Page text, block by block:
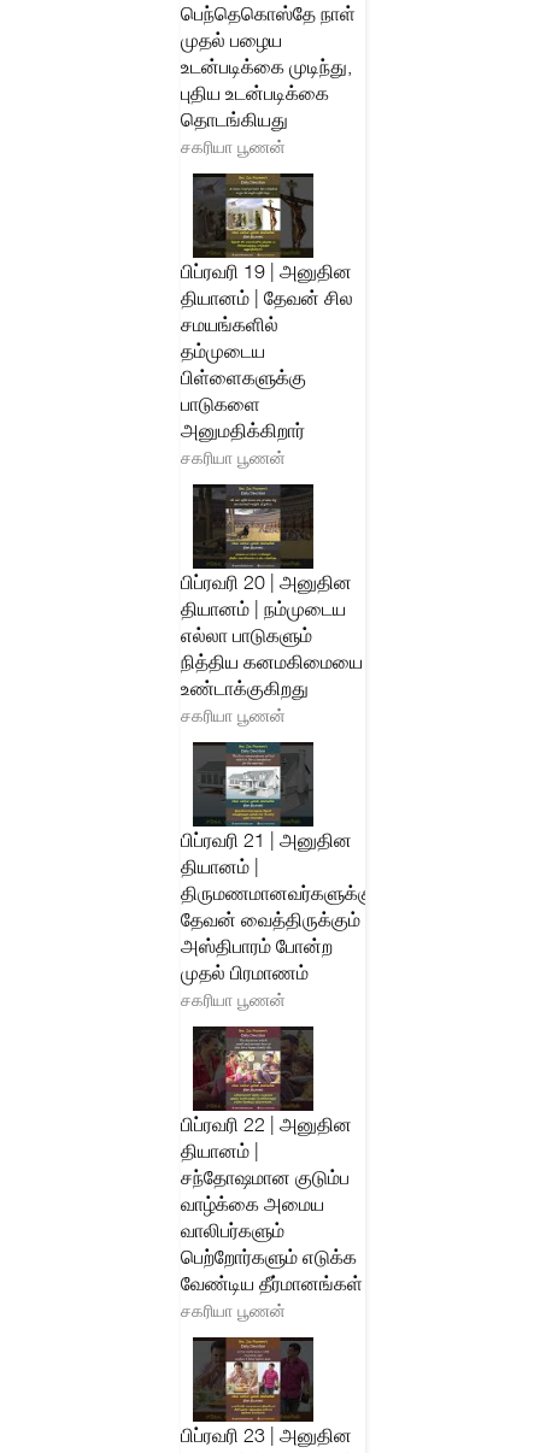
பெந்தெகொஸ்தே நாள்
முதல் பழைய
உடன்படிக்கை முடிந்து,
புதிய உடன்படிக்கை
தொடங்கியது
சகரியா பூணன்
பிப்ரவரி 19 | அனுதின
தியானம் | தேவன் சில
சமயங்களில்
தம்முடைய
பிள்ளைகளுக்கு
பாடுகளை
அனுமதிக்கிறார்
சகரியா பூணன்
பிப்ரவரி 20 | அனுதின
தியானம் | நம்முடைய
எல்லா பாடுகளும்
நித்திய கனமகிமையை
உண்டாக்குகிறது
சகரியா பூணன்
பிப்ரவரி 21 | அனுதின
தியானம் |
திருமணமானவர்களுக்கு
தேவன் வைத்திருக்கும்
அஸ்திபாரம் போன்ற
முதல் பிரமாணம்
சகரியா பூணன்
பிப்ரவரி 22 | அனுதின
தியானம் |
சந்தோஷமான குடும்ப
வாழ்க்கை அமைய
வாலிபர்களும்
பெற்றோர்களும் எடுக்க
வேண்டிய தீர்மானங்கள்
சகரியா பூணன்
பிப்ரவரி 23 | அனுதின